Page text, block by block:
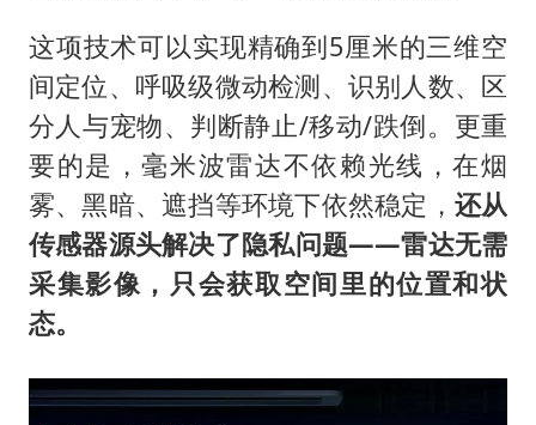
这项技术可以实现精确到5厘米的三维空
间定位、呼吸级微动检测、识别人数、区
分人与宠物、判断静止/移动/跌倒。更重
要的是，毫米波雷达不依赖光线，在烟
雾、黑暗、遮挡等环境下依然稳定， 还从
传感器源头解决了隐私问题——雷达无需
采集影像， 只会获取空间里的位置和状
态。